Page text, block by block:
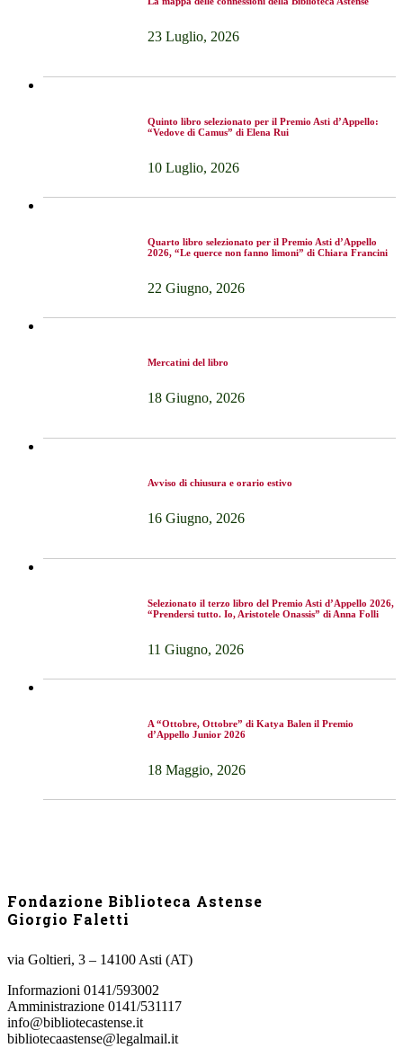
23 Luglio, 2026
Quinto libro selezionato per il Premio Asti d’Appello:
“Vedove di Camus” di Elena Rui
10 Luglio, 2026
Quarto libro selezionato per il Premio Asti d’Appello
2026, “Le querce non fanno limoni” di Chiara Francini
22 Giugno, 2026
Mercatini del libro
18 Giugno, 2026
Avviso di chiusura e orario estivo
16 Giugno, 2026
Selezionato il terzo libro del Premio Asti d’Appello 2026,
“Prendersi tutto. Io, Aristotele Onassis” di Anna Folli
11 Giugno, 2026
A “Ottobre, Ottobre” di Katya Balen il Premio
d’Appello Junior 2026
18 Maggio, 2026
Fondazione Biblioteca Astense
Giorgio Faletti
via Goltieri, 3 – 14100 Asti (AT)
Informazioni 0141/593002
Amministrazione 0141/531117
info@bibliotecastense.it
bibliotecaastense@legalmail.it